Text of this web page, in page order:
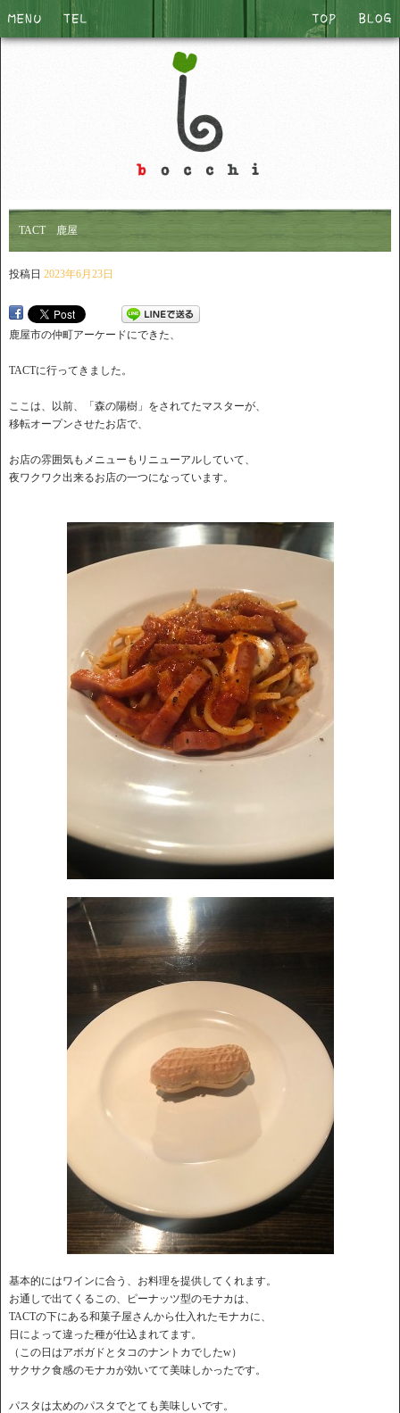
TACT 鹿屋
投稿日 2023年6月23日
鹿屋市の仲町アーケードにできた、
TACTに行ってきました。
ここは、以前、「森の陽樹」をされてたマスターが、
移転オープンさせたお店で、
お店の雰囲気もメニューもリニューアルしていて、
夜ワクワク出来るお店の一つになっています。
基本的にはワインに合う、お料理を提供してくれます。
お通しで出てくるこの、ピーナッツ型のモナカは、
TACTの下にある和菓子屋さんから仕入れたモナカに、
日によって違った種が仕込まれてます。
（この日はアボガドとタコのナントカでしたw）
サクサク食感のモナカが効いてて美味しかったです。
パスタは太めのパスタでとても美味しいです。